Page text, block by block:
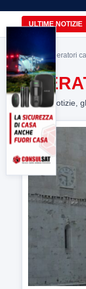
ULTIME NOTIZIE
Home> operatori
Tutte le notizie,